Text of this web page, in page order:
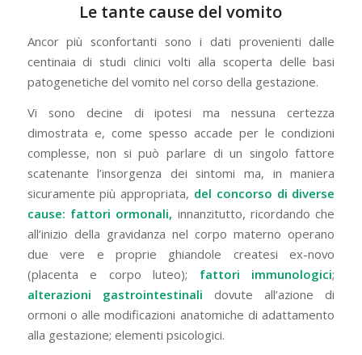
Le tante cause del vomito
Ancor più sconfortanti sono i dati provenienti dalle
centinaia di studi clinici volti alla scoperta delle basi
patogenetiche del vomito nel corso della gestazione.
Vi sono decine di ipotesi ma nessuna certezza
dimostrata e, come spesso accade per le condizioni
complesse, non si può parlare di un singolo fattore
scatenante l’insorgenza dei sintomi ma, in maniera
sicuramente più appropriata, del concorso di diverse
cause: fattori ormonali, innanzitutto, ricordando che
all’inizio della gravidanza nel corpo materno operano
due vere e proprie ghiandole createsi ex-novo
(placenta e corpo luteo); fattori immunologici;
alterazioni gastrointestinali dovute all’azione di
ormoni o alle modificazioni anatomiche di adattamento
alla gestazione; elementi psicologici.